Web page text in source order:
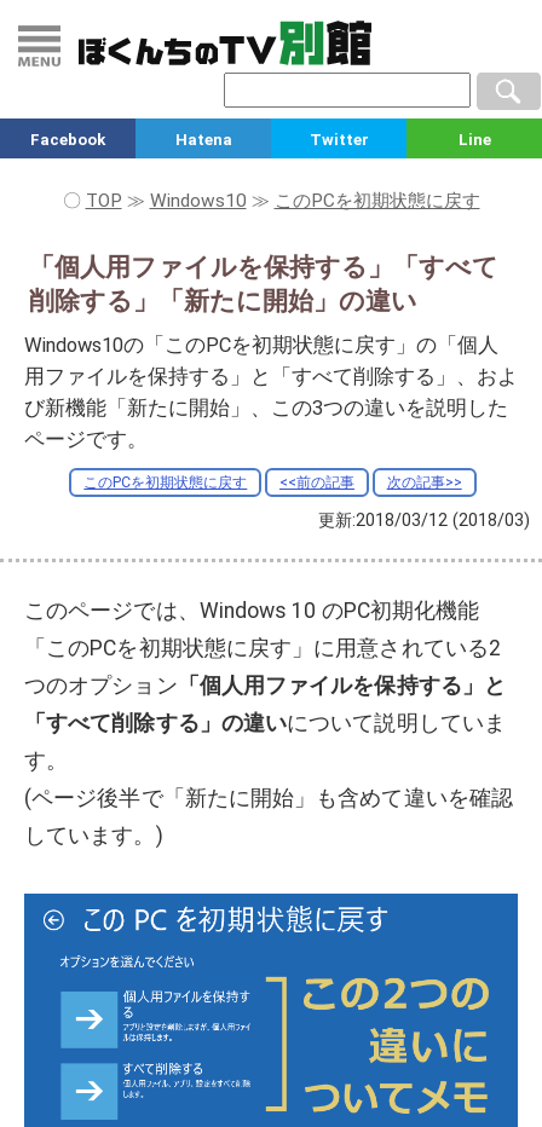
Facebook Hatena Twitter Line
〇 TOP ≫ Windows10 ≫ このPCを初期状態に戻す
「個人用ファイルを保持する」「すべて
削除する」「新たに開始」の違い
Windows10の「このPCを初期状態に戻す」の「個人
用ファイルを保持する」と「すべて削除する」、およ
び新機能「新たに開始」、この3つの違いを説明した
ページです。
このPCを初期状態に戻す <<前の記事 次の記事>>
更新:2018/03/12 (2018/03)
このページでは、Windows 10 のPC初期化機能
「このPCを初期状態に戻す」に用意されている2
つのオプション 「個人用ファイルを保持する」と
「すべて削除する」の違いについて説明していま
す。
(ページ後半で「新たに開始」も含めて違いを確認
しています。)